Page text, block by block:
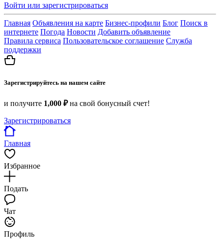
Войти или зарегистрироваться
Главная Объявления на карте Бизнес-профили Блог Поиск в
интернете Погода Новости Добавить объявление
Правила сервиса Пользовательское соглашение Служба
поддержки
Зарегистрируйтесь на нашем сайте
и получите 1,000 ₽на свой бонусный счет!
Зарегистрироваться
Главная
Избранное
Подать
Чат
Профиль